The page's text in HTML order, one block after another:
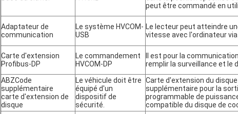
peut être commandé en
Adaptateur de
communication
Le système HVCOM-
USB
Le lecteur peut atteindre
vitesse avec l'ordinateur
Carte d'extension
Profibus-DP
Le commandement
HVCOM-DP
Il est pour la
remplir la surveillance et le
ABZCode
supplémentaire
carte d'extension de
disque
Le véhicule doit être
équipé d'un
dispositif de
sécurité.
Carte d'extension du
supplémentaire pour la
programmable de
compatible du disque de